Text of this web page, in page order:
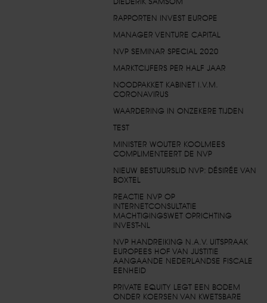
DIEDERIK SAMSOM
RAPPORTEN INVEST EUROPE
MANAGER VENTURE CAPITAL
NVP SEMINAR SPECIAL 2020
MARKTCIJFERS PER HALF JAAR
NOODPAKKET KABINET I.V.M.
CORONAVIRUS
WAARDERING IN ONZEKERE TIJDEN
TEST
MINISTER WOUTER KOOLMEES
COMPLIMENTEERT DE NVP
NIEUW BESTUURSLID NVP: DÉSIRÉE VAN
BOXTEL
REACTIE NVP OP
INTERNETCONSULTATIE
MACHTIGINGSWET OPRICHTING
INVEST-NL
NVP HANDREIKING N.A.V. UITSPRAAK
EUROPEES HOF VAN JUSTITIE
AANGAANDE NEDERLANDSE FISCALE
EENHEID
PRIVATE EQUITY LEGT EEN BODEM
ONDER KOERSEN VAN KWETSBARE